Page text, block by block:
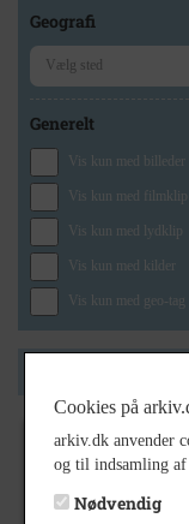
Geografi
Generelt
Vis kun med billeder
Vis kun med filmklip
Vis kun med lydklip
Vis kun med kilder
Vis kun med geo-tag
Cookies på
arkiv.dk anvender
og til indsamling af
Nødvendig